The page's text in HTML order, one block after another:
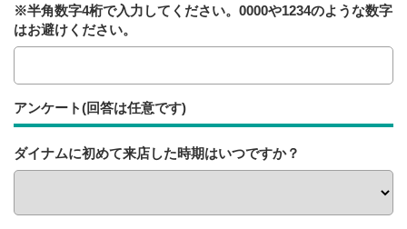
※半角数字4桁で入力してください。0000や1234のような数字
はお避けください。
アンケート(回答は任意です)
ダイナムに初めて来店した時期はいつですか？